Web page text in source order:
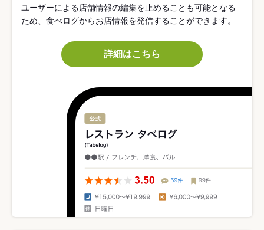
ユーザーによる店舗情報の編集を止めることも可能となる
ため、食べログからお店情報を発信することができます。
詳細はこちら